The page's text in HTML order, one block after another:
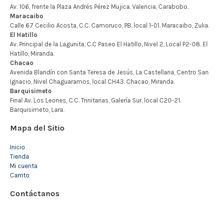
Mapa del Sitio
Inicio
Tienda
Mi cuenta
Carrito
Contáctanos